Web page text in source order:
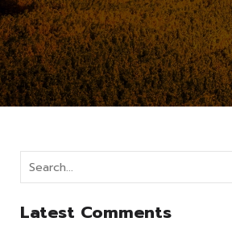
Latest Comments